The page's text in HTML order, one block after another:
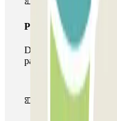
Pass multiparking
Durante il tuo
parcheggi disponibili su